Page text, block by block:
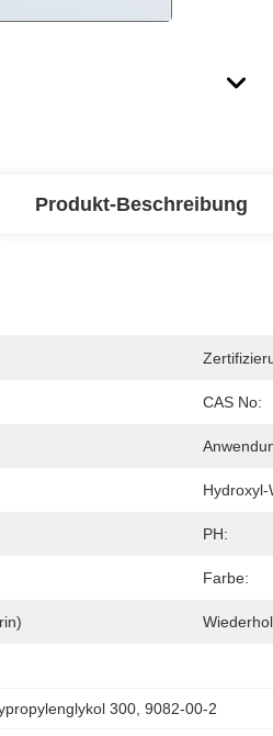
Produkt-Beschreibung
CAS No:
PH:
Farbe:
300 , 9082-00-2